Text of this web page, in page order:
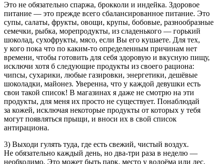
Это не обязательно спаржа, брокколи и индейка. Здоровое
питание — это прежде всего сбалансированное питание. Это
супы, салаты, фрукты, овощи, крупы, бобовые, разнообразные
семечки, рыбка, морепродукты, из сладенького — горький
шоколад, сухофрукты, мясо, если Вы его кушаете. Для тех,
у кого пока что по каким-то определенным причинам нет
времени, чтобы готовить для себя здоровую и вкусную пищу,
исключи хотя б следующие продукты из своего рациона:
чипсы, сухарики, любые газировки, энергетики, дешёвые
шоколадки, майонез. Уверенна, что у каждой девушки есть
свои такой список! В магазинах я даже не смотрю на эти
продукты, для меня их просто не существует. Понаблюдай
за кожей, исключая некоторые продукты от которых у тебя
могут появляться прыщи, и вноси их в свой список
антирациона.
3) Выходи гулять туда, где есть свежий, чистый воздух.
Не обязательно каждый день, но два-три раза в неделю —
необходимо. Это может быть парк, место у водоёма или лес.